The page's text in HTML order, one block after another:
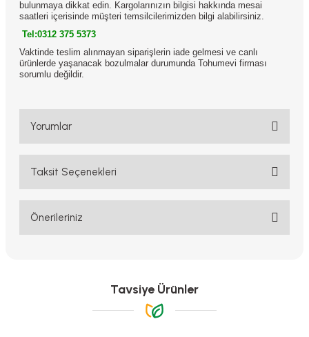
bulunmaya dikkat edin. Kargolarınızın bilgisi hakkında mesai
saatleri içerisinde müşteri temsilcilerimizden bilgi alabilirsiniz.
Tel:0312 375 5373
Vaktinde teslim alınmayan siparişlerin iade gelmesi ve canlı
ürünlerde yaşanacak bozulmalar durumunda Tohumevi firması
sorumlu değildir.
Yorumlar
Bu ürüne ilk yorumu siz yapın!
Taksit Seçenekleri
Önerileriniz
Görüş ve önerileriniz için teşekkür ederiz.
Ürün resmi kalitesiz, bozuk veya görüntülenemiyor.
Tavsiye Ürünler